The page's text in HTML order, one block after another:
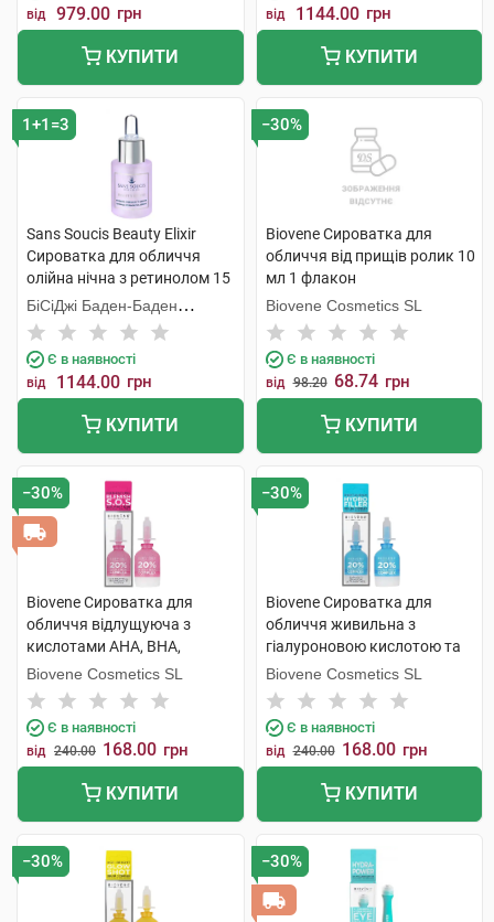
від 979.00 грн
КУПИТИ
від 1144.00 грн
КУПИТИ
1+1=3
Sans Soucis Beauty Elixir
Сироватка для обличчя
олійна нічна з ретинолом 15
мл 1 флакон
БіСіДжі Баден-Баден
Косметікс Груп Гмбх
Є в наявності
від 1144.00 грн
КУПИТИ
−30%
Biovene Сироватка для
обличчя від прищів ролик 10
мл 1 флакон
Biovene Cosmetics SL
Є в наявності
від 98.20 68.74 грн
КУПИТИ
−30%
Biovene Сироватка для
обличчя відлущуюча з
кислотами AHA, BHA,
маслом чайного дерева для
проблемної шкіри 10 мл 1
флакон
Biovene Cosmetics SL
Є в наявності
від 240.00 168.00 грн
КУПИТИ
−30%
Biovene Сироватка для
обличчя живильна з
гіалуроновою кислотою та
чорницею 10 мл 1 флакон
Biovene Cosmetics SL
Є в наявності
від 240.00 168.00 грн
КУПИТИ
−30% −30%